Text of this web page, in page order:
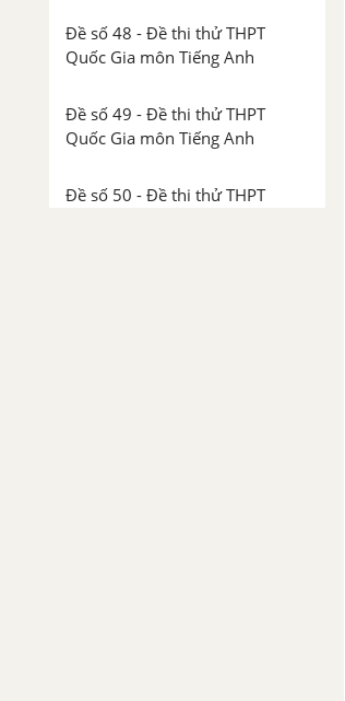
Đề số 48 - Đề thi thử THPT
Quốc Gia môn Tiếng Anh
Đề số 49 - Đề thi thử THPT
Quốc Gia môn Tiếng Anh
Đề số 50 - Đề thi thử THPT